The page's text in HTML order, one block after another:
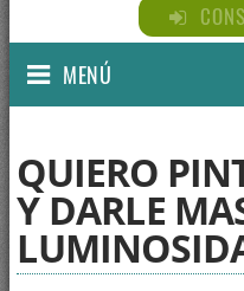
MENÚ
QUIERO
Y DARLE